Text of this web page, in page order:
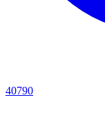
40790